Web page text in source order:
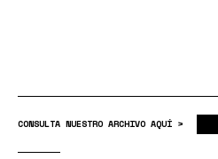
CONSULTA NUESTRO ARCHIVO AQUÍ >